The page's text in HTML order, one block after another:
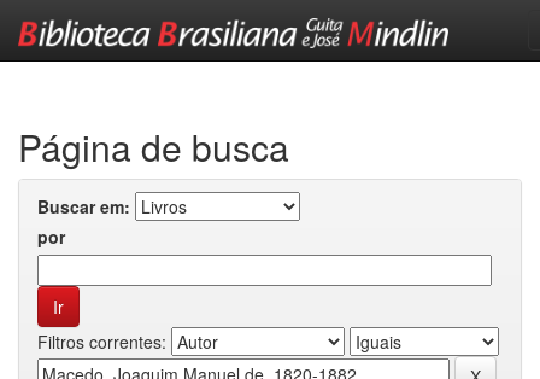
Página de busca
Buscar em:
por
Filtros correntes: